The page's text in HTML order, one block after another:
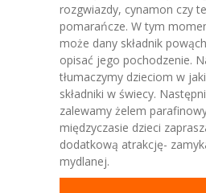
rozgwiazdy, cynamon czy
pomarańcze. W tym
może dany składnik
opisać jego pochodzenie.
tłumaczymy dzieciom w
składniki w świecy.
zalewamy żelem
międzyczasie dzieci
dodatkową atrakcję-
mydlanej.